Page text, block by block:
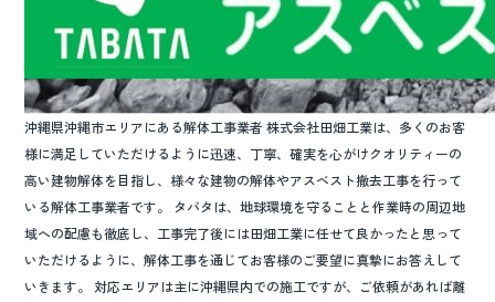
沖縄県沖縄市エリアにある解体工事業者 株式会社田畑工業は、多くのお客
様に満足していただけるように迅速、丁寧、確実を心がけクオリティーの
高い建物解体を目指し、様々な建物の解体やアスベスト撤去工事を行って
いる解体工事業者です。 タバタは、地球環境を守ることと作業時の周辺地
域への配慮も徹底し、工事完了後には田畑工業に任せて良かったと思って
いただけるように、解体工事を通じてお客様のご要望に真摯にお答えして
いきます。 対応エリアは主に沖縄県内での施工ですが、ご依頼があれば離